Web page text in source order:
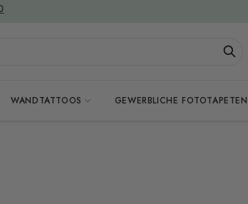
WANDTATTOOS GEWERBLICHE FOTOTAPETEN